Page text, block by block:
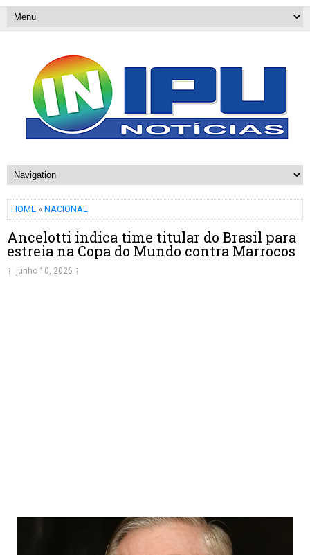
HOME » NACIONAL
Ancelotti indica time titular do Brasil para
estreia na Copa do Mundo contra Marrocos
junho 10, 2026